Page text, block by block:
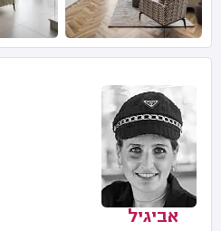
אביגיל